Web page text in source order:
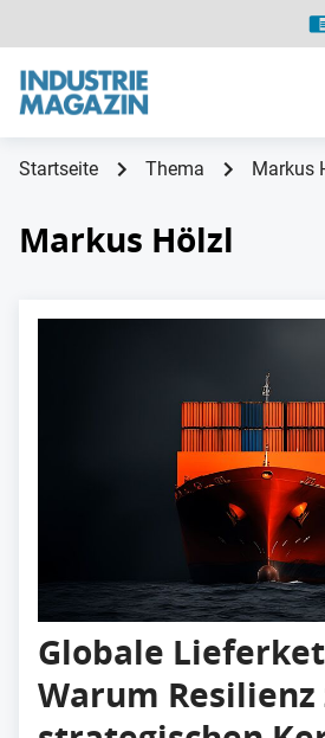
Startseite Thema Markus
Markus Hölzl
Globale
Warum Resilienz